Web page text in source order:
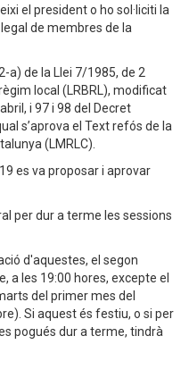
el president o ho sol·liciti la
de membres de la
a) de la Llei 7/1985, de 2
local (LRBRL), modificat
i 97 i 98 del Decret
s’aprova el Text refós de la
(LMRLC).
es va proposar i aprovar
per dur a terme les sessions
d'aquestes, el segon
a les 19:00 hores, excepte el
del primer mes del
Si aquest és festiu, o si per
pogués dur a terme, tindrà